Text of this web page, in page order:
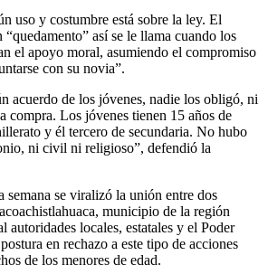
uso y costumbre está sobre la ley. El
así se le llama cuando los
el apoyo moral, asumiendo el compromiso
con su novia”.
acuerdo de los jóvenes, nadie los obligó, ni
compra. Los jóvenes tienen 15 años de
y él tercero de secundaria. No hubo
ni civil ni religioso”, defendió la
semana se viralizó la unión entre dos
municipio de la región
autoridades locales, estatales y el Poder
en rechazo a este tipo de acciones
de los menores de edad.